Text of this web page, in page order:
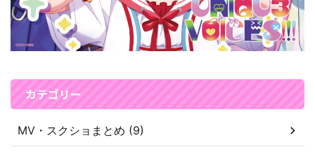
カテゴリー
MV・スクショまとめ (9)